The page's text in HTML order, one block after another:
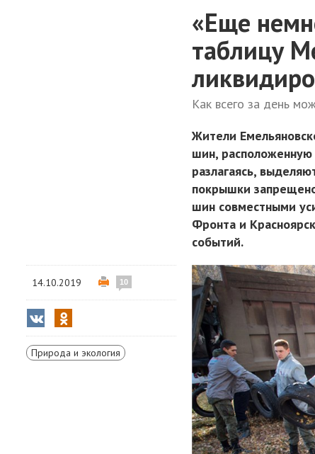
«Еще
таблицу
Как всего за день
Жители
шин, расположенную
разлагаясь,
покрышки
шин совместными
Фронта и
событий.
14.10.2019 10
Природа и экология